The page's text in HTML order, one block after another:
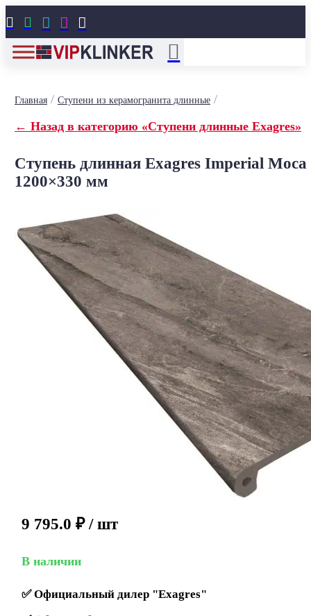
    
Главная/ Ступени из керамогранита длинные/
← Назад в категорию «Ступени длинные Exagres»
Ступень длинная Exagres Imperial Moca
1200×330 мм
9 795.0 ₽ / шт
В наличии
✅Официальный дилер "Exagres"